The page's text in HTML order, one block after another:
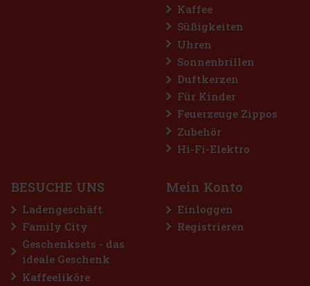
Kaffee
Süßigkeiten
Uhren
Sonnenbrillen
Duftkerzen
Für Kinder
Feuerzeuge Zippos
Zubehör
Hi-Fi-Elektro
BESUCHE UNS
Ladengeschäft
Family City
Geschenksets - das
ideale Geschenk
Kaffeeliköre
Mein Konto
Einloggen
Registrieren